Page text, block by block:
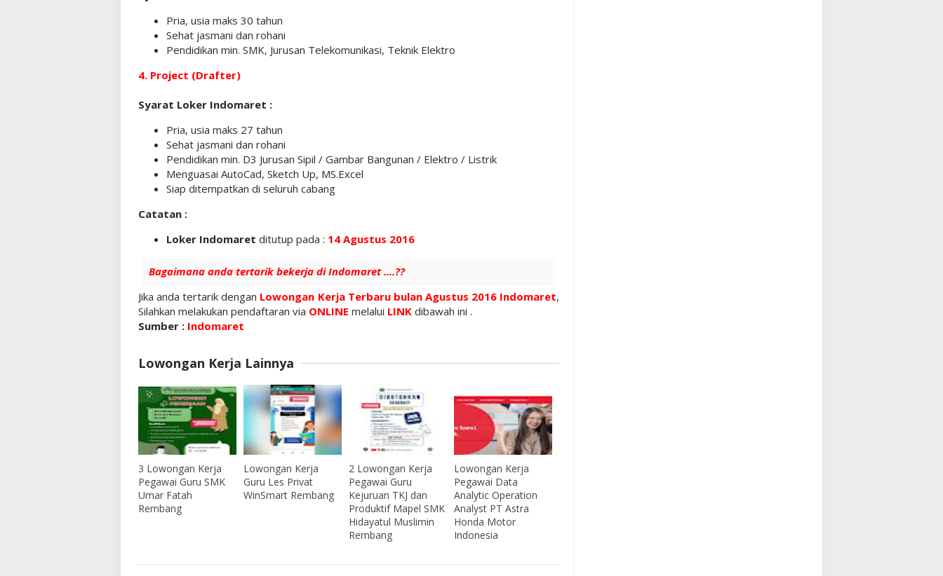
Pria, usia maks 30 tahun
Sehat jasmani dan rohani
Pendidikan min. SMK, Jurusan Telekomunikasi, Teknik Elektro
4. Project (Drafter)
Syarat Loker Indomaret :
Pria, usia maks 27 tahun
Sehat jasmani dan rohani
Pendidikan min. D3 Jurusan Sipil / Gambar Bangunan / Elektro / Listrik
Menguasai AutoCad, Sketch Up, MS.Excel
Siap ditempatkan di seluruh cabang
Catatan :
Loker Indomaret ditutup pada : 14 Agustus 2016
Bagaimana anda tertarik bekerja di Indomaret ....??
Jika anda tertarik dengan Lowongan Kerja Terbaru bulan Agustus 2016 Indomaret,
Silahkan melakukan pendaftaran via ONLINE melalui LINK dibawah ini .
Sumber : Indomaret
Lowongan Kerja Lainnya
3 Lowongan Kerja
Pegawai Guru SMK
Umar Fatah
Rembang
Lowongan Kerja
Guru Les Privat
WinSmart Rembang
2 Lowongan Kerja
Pegawai Guru
Kejuruan TKJ dan
Produktif Mapel SMK
Hidayatul Muslimin
Rembang
Lowongan Kerja
Pegawai Data
Analytic Operation
Analyst PT Astra
Honda Motor
Indonesia